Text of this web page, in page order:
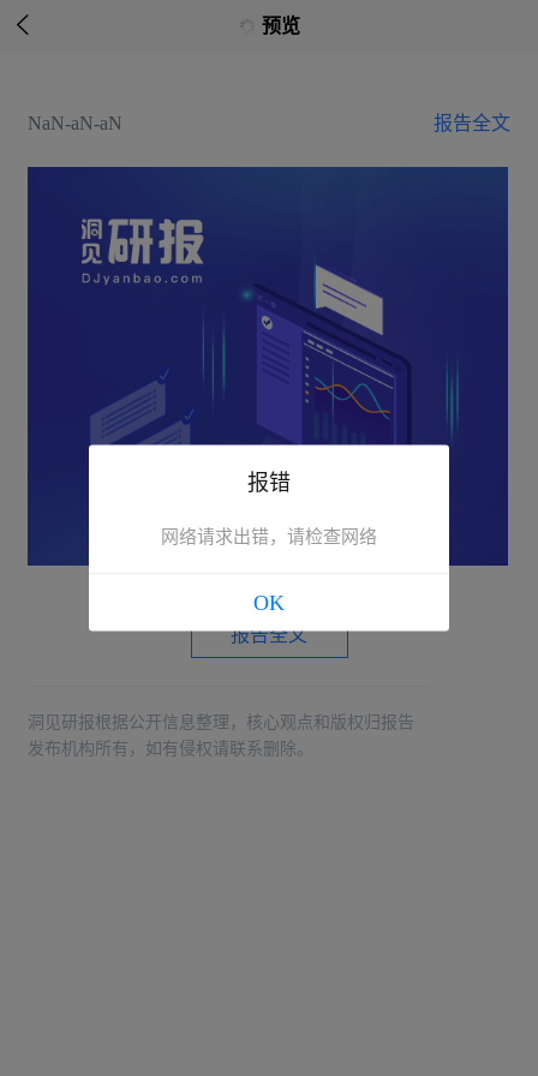
 预览
NaN-aN-aN 报告全文
报告全文
洞见研报根据公开信息整理，核心观点和版权归报告
发布机构所有，如有侵权请联系删除。
报错
网络请求出错，请检查网络
OK